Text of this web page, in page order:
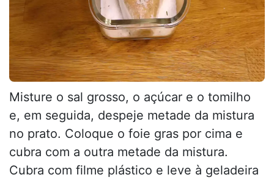
Misture o sal grosso, o açúcar e o tomilho
e, em seguida, despeje metade da mistura
no prato. Coloque o foie gras por cima e
cubra com a outra metade da mistura.
Cubra com filme plástico e leve à geladeira